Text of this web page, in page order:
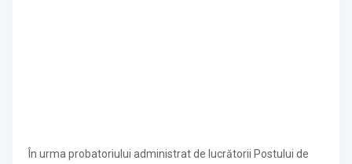
În urma probatoriului administrat de lucrătorii Postului de